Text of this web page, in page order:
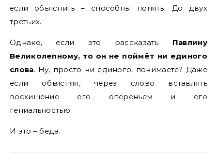
если объяснить – способны понять. До двух
третьих.
Однако, если это рассказать Павлину
Великолепному, то он не поймёт ни единого
слова. Ну, просто ни единого, понимаете? Даже
если объясняя, через слово вставлять
восхищение его опереньем и его
гениальностью.
И это – беда.